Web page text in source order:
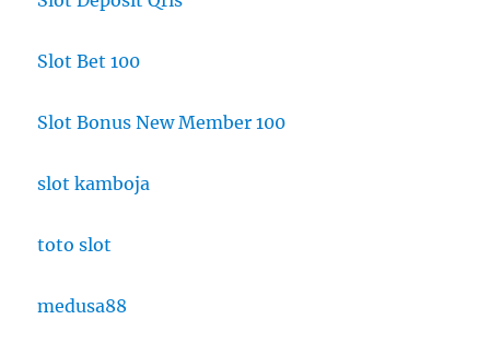
Slot Bet 100
Slot Bonus New Member 100
slot kamboja
toto slot
medusa88